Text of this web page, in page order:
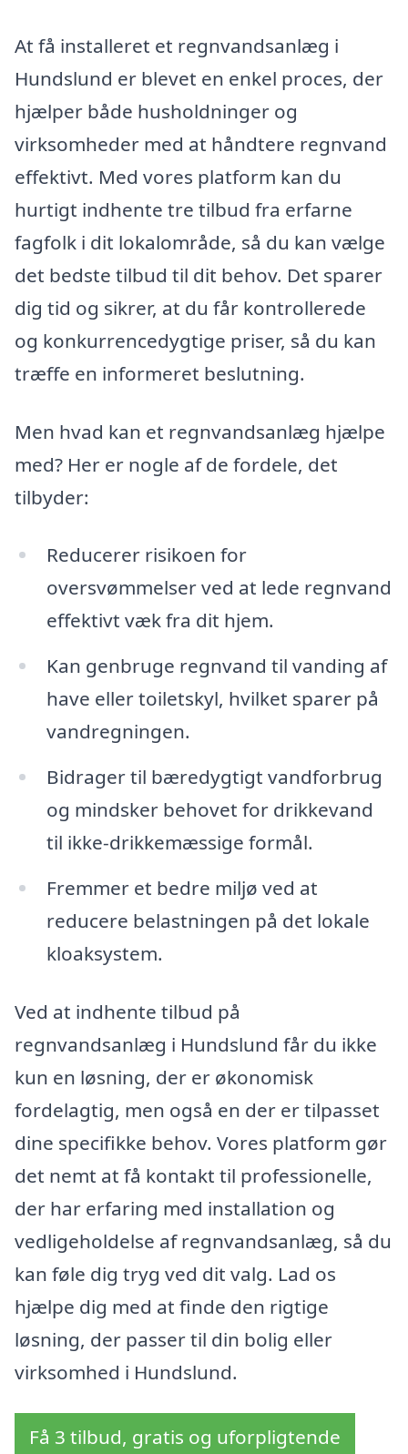
At få installeret et regnvandsanlæg i
Hundslund er blevet en enkel proces, der
hjælper både husholdninger og
virksomheder med at håndtere regnvand
effektivt. Med vores platform kan du
hurtigt indhente tre tilbud fra erfarne
fagfolk i dit lokalområde, så du kan vælge
det bedste tilbud til dit behov. Det sparer
dig tid og sikrer, at du får kontrollerede
og konkurrencedygtige priser, så du kan
træffe en informeret beslutning.
Men hvad kan et regnvandsanlæg hjælpe
med? Her er nogle af de fordele, det
tilbyder:
Reducerer risikoen for
oversvømmelser ved at lede regnvand
effektivt væk fra dit hjem.
Kan genbruge regnvand til vanding af
have eller toiletskyl, hvilket sparer på
vandregningen.
Bidrager til bæredygtigt vandforbrug
og mindsker behovet for drikkevand
til ikke-drikkemæssige formål.
Fremmer et bedre miljø ved at
reducere belastningen på det lokale
kloaksystem.
Ved at indhente tilbud på
regnvandsanlæg i Hundslund får du ikke
kun en løsning, der er økonomisk
fordelagtig, men også en der er tilpasset
dine specifikke behov. Vores platform gør
det nemt at få kontakt til professionelle,
der har erfaring med installation og
vedligeholdelse af regnvandsanlæg, så du
kan føle dig tryg ved dit valg. Lad os
hjælpe dig med at finde den rigtige
løsning, der passer til din bolig eller
virksomhed i Hundslund.
Få 3 tilbud, gratis og uforpligtende